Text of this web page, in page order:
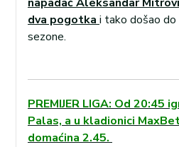
dva pogotka i tako došao
sezone.
PREMIJER LIGA: Od 20:45
Palas, a u kladionici
domaćina 2.45.